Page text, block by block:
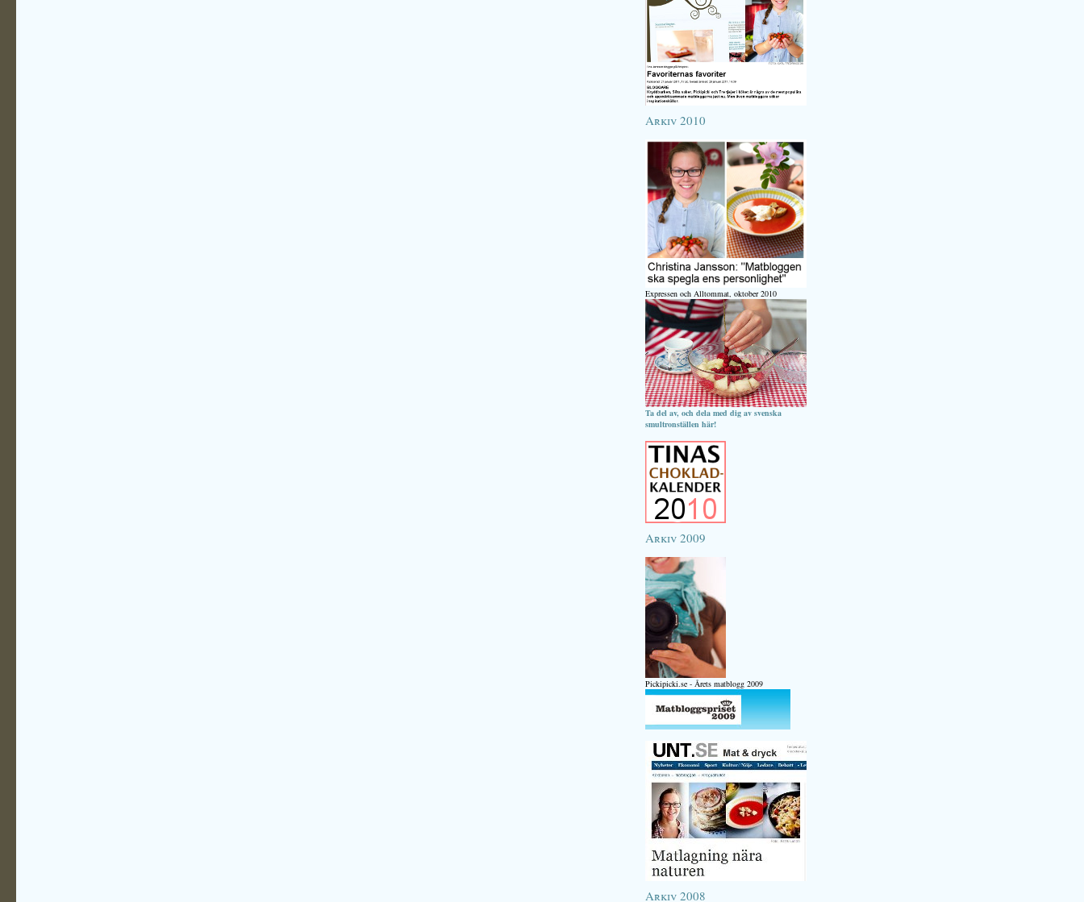
Arkiv 2010
Expressen och Alltommat, oktober 2010
Ta del av, och dela med dig av svenska
smultronställen här!
Arkiv 2009
Pickipicki.se - Årets matblogg 2009
Arkiv 2008